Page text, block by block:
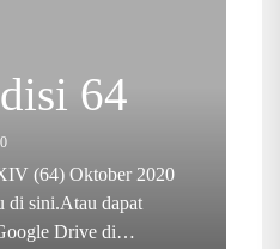
64
(64) Oktober 2020
di sini.Atau dapat
Drive di